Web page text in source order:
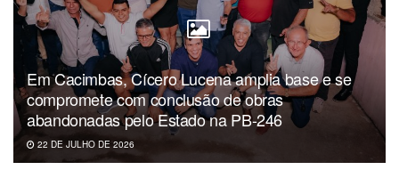
Em Cacimbas, Cícero Lucena amplia base e se
compromete com conclusão de obras
abandonadas pelo Estado na PB-246
22 DE JULHO DE 2026